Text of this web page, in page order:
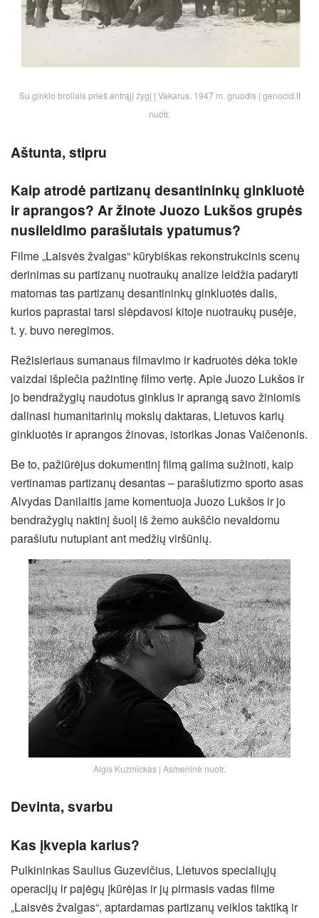
Su ginklo broliais prieš antrąjį žygį į Vakarus. 1947 m. gruodis | genocid.lt
nuotr.
Aštunta, stipru
Kaip atrodė partizanų desantininkų ginkluotė
ir aprangos? Ar žinote Juozo Lukšos grupės
nusileidimo parašiutais ypatumus?
Filme „Laisvės žvalgas“ kūrybiškas rekonstrukcinis scenų
derinimas su partizanų nuotraukų analize leidžia padaryti
matomas tas partizanų desantininkų ginkluotės dalis,
kurios paprastai tarsi slėpdavosi kitoje nuotraukų pusėje,
t. y. buvo neregimos.
Režisieriaus sumanaus filmavimo ir kadruotės dėka tokie
vaizdai išplečia pažintinę filmo vertę. Apie Juozo Lukšos ir
jo bendražygių naudotus ginklus ir aprangą savo žiniomis
dalinasi humanitarinių mokslų daktaras, Lietuvos karių
ginkluotės ir aprangos žinovas, istorikas Jonas Vaičenonis.
Be to, pažiūrėjus dokumentinį filmą galima sužinoti, kaip
vertinamas partizanų desantas – parašiutizmo sporto asas
Alvydas Danilaitis jame komentuoja Juozo Lukšos ir jo
bendražygių naktinį šuolį iš žemo aukščio nevaldomu
parašiutu nutupiant ant medžių viršūnių.
Algis Kuzmickas | Asmeninė nuotr.
Devinta, svarbu
Kas įkvepia karius?
Pulkininkas Saulius Guzevičius, Lietuvos specialiųjų
operacijų ir pajėgų įkūrėjas ir jų pirmasis vadas filme
„Laisvės žvalgas“, aptardamas partizanų veiklos taktiką ir